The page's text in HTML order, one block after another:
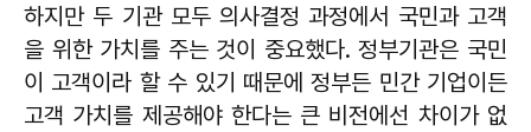
하지만 두 기관 모두 의사결정 과정에서 국민과 고객
을 위한 가치를 주는 것이 중요했다. 정부기관은 국민
이 고객이라 할 수 있기 때문에 정부든 민간 기업이든
고객 가치를 제공해야 한다는 큰 비전에선 차이가 없